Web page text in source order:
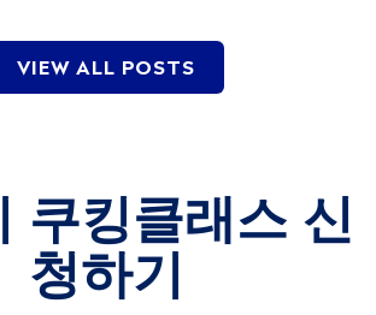
VIEW ALL POSTS
쿠킹클래스 신
청하기